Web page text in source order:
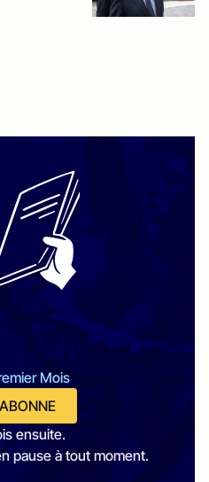
Mois
ensuite.
pause à tout moment.